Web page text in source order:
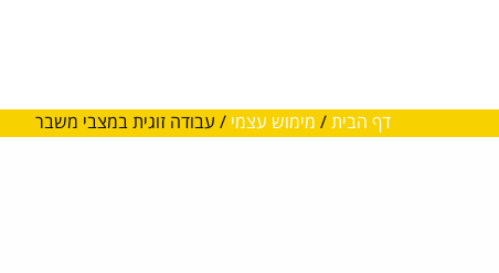
דף הבית / מימוש עצמי / עבודה זוגית במצבי משבר